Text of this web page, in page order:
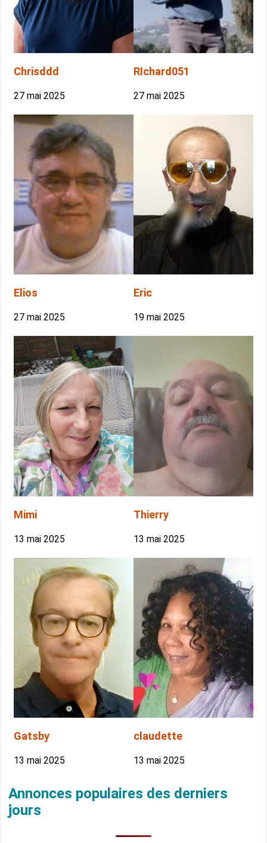
Chrisddd
27 mai 2025
RIchard051
27 mai 2025
Elios
27 mai 2025
Eric
19 mai 2025
Mimi
13 mai 2025
Thierry
13 mai 2025
Gatsby
13 mai 2025
claudette
13 mai 2025
Annonces populaires des derniers
jours